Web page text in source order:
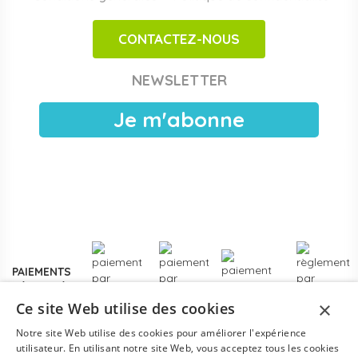
Achats publics et facturation Chorus Pro
publiques, EAJE municipales et services pétite enfance
électronique, livraison France entière. Voir les
devis pour collectivités.
ou un renouvellement de matériel.
CONTACTEZ-NOUS
NEWSLETTER
Je m'abonne
PAIEMENTS
×
Ce site Web utilise des cookies
Notre site Web utilise des cookies pour améliorer l'expérience
utilisateur. En utilisant notre site Web, vous acceptez tous les cookies